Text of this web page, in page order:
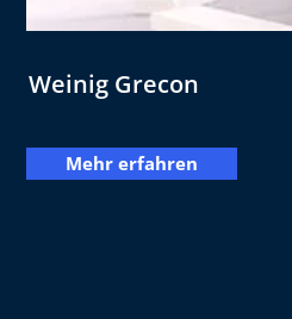
Weinig Grecon
Mehr erfahren